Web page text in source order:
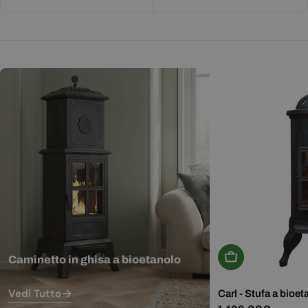
Caminetto in ghisa a bioetanolo
Vedi Tutto
Aggiungi Al
Carl - Stufa a